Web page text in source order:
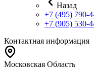
Назад
+7 (495) 790-
+7 (905) 530-
Контактная информация
Московская Область